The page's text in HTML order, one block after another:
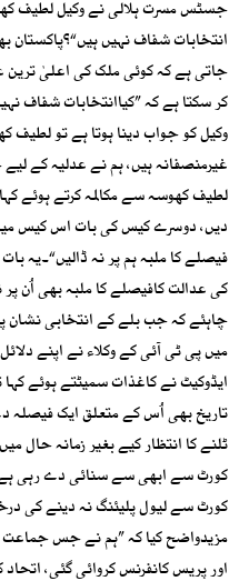
جسٹس مسرت ہلالی نے وکیل لطیف
انتخابات شفاف نہیں
جاتی ہے کہ کوئی ملک کی اعلیٰ
کر سکتا ہے کہ ”کیاانتخابات شفاف
وکیل کو جواب دینا ہوتا ہے تو لطیف
غیرمنصفانہ ہیں، ہم نے عدلیہ کے
لطیف کھوسہ سے مکالمہ کرتے ہوئے
دیں، دوسرے کیس کی بات اس کیس
فیصلے کا ملبہ ہم پر نہ
کی عدالت کافیصلے کا ملبہ بھی اُن پر
چاہئے کہ جب بلے کے انتخابی
میں پی ٹی آئی کے وکلاء نے اپنے
ایڈوکیٹ نے کاغذات سمیٹتے ہوئے
تاریخ بھی اُس کے متعلق ایک فیصلہ
ٹلنے کا انتظار کیے بغیر زمانہ حال
کورٹ سے ابھی سے سنائی دے رہی ہے
کورٹ سے لیول پلیئنگ نہ دینے کی
مزیدواضح کیا کہ ”ہم نے جس جماعت
اور پریس کانفرنس کروائی گئی،